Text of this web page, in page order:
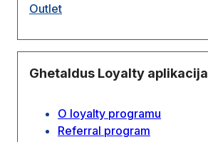
Outlet
Ghetaldus Loyalty aplikacija
O loyalty programu
Referral program